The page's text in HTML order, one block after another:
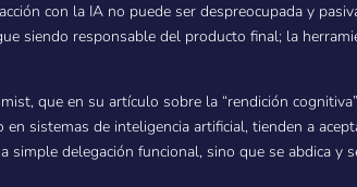
con la IA no puede ser despreocupada y
siendo responsable del producto final; la
que en su artículo sobre la “rendición
sistemas de inteligencia artificial, tienden a
delegación funcional, sino que se abdica y